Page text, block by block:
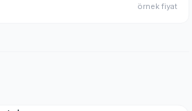
örnek fiyat